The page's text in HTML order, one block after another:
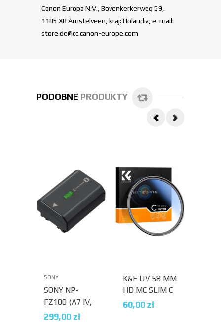
Canon Europa N.V., Bovenkerkerweg 59,
1185 XB Amstelveen, kraj: Holandia, e-mail:
store.de@cc.canon-europe.com
PODOBNE PRODUKTY
SONY
SONY NP-
FZ100 (A7 IV,
A7R, A7 III,
299,00 zł
K&F UV 58 MM
HD MC SLIM C
SERIES
60,00 zł